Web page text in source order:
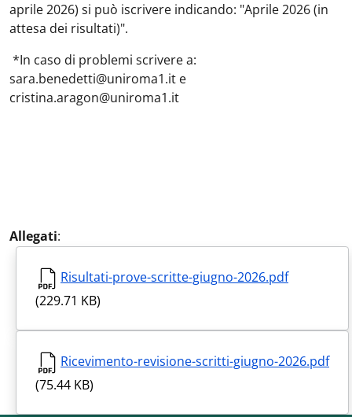
aprile 2026) si può iscrivere indicando: "Aprile 2026 (in
attesa dei risultati)".
*In caso di problemi scrivere a:
sara.benedetti@uniroma1.it e
cristina.aragon@uniroma1.it
Allegati:
Risultati-prove-scritte-giugno-2026.pdf
(229.71 KB)
Ricevimento-revisione-scritti-giugno-2026.pdf
(75.44 KB)